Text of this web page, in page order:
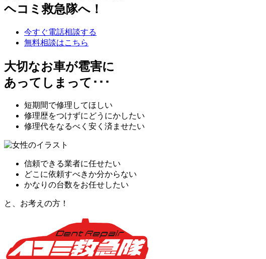
ヘコミ救急隊へ！
今すぐ電話相談する
無料相談はこちら
大切なお車が雹害に
あってしまって･･･
短期間で修理してほしい
修理歴をつけずにどうにかしたい
修理代をなるべく安く済ませたい
信頼できる業者に任せたい
どこに依頼すべきか分からない
かなりの台数をお任せしたい
と、お考えの方！